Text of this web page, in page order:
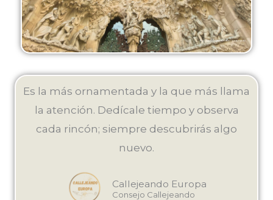
Es la más ornamentada y la que más llama
la atención. Dedícale tiempo y observa
cada rincón; siempre descubrirás algo
nuevo.
Callejeando Europa
Consejo Callejeando